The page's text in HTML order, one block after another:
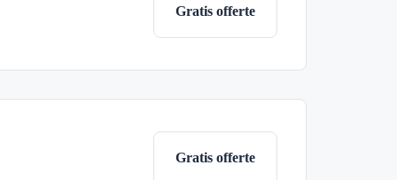
Gratis offerte
Gratis offerte